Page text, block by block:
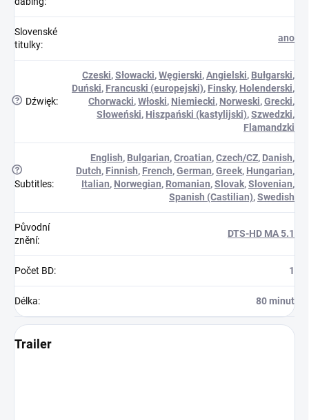
Slovenské
titulky:
ano
? Dźwięk:
Czeski,Słowacki,Węgierski,Angielski, Bułgarski,
Duński, Francuski (europejski), Finsky, Holenderski,
Chorwacki,Włoski, Niemiecki, Norweski,Grecki,
Słoweński, Hiszpański (kastylijski),Szwedzki,
Flamandzki
?
Subtitles:
English, Bulgarian,Croatian,Czech/CZ, Danish,
Dutch, Finnish, French,German,Greek, Hungarian,
Italian, Norwegian, Romanian,Slovak,Slovenian,
Spanish (Castilian),Swedish
Původní
znění:
DTS-HD MA 5.1
Počet BD: 1
Délka: 80 minut
Trailer